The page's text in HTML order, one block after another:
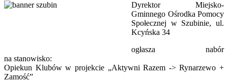
Dyrektor Miejsko-
Gminnego Ośrodka Pomocy
Społecznej w Szubinie, ul.
Kcyńska 34
ogłasza nabór
na stanowisko:
Opiekun Klubów w projekcie „Aktywni Razem -> Rynarzewo +
Zamość”